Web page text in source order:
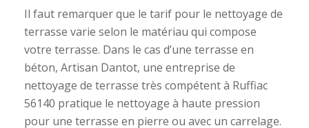
Il faut remarquer que le tarif pour le nettoyage de
terrasse varie selon le matériau qui compose
votre terrasse. Dans le cas d’une terrasse en
béton, Artisan Dantot, une entreprise de
nettoyage de terrasse très compétent à Ruffiac
56140 pratique le nettoyage à haute pression
pour une terrasse en pierre ou avec un carrelage.